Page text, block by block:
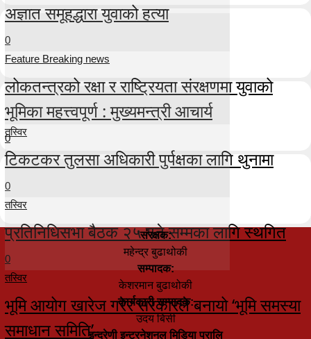
अज्ञात समूहद्धारा युवाको हत्या
0
Feature Breaking news
लोकतन्त्रको रक्षा र राष्ट्रियता संरक्षणमा युवाको
भूमिका महत्त्वपूर्ण : मुख्यमन्त्री आचार्य
0
तस्विर
टिकटकर तुलसा अधिकारी पुर्पक्षका लागि थुनामा
0
तस्विर
प्रतिनिधिसभा बैठक २५ गते सम्मका लागि स्थगित
0
तस्विर
भूमि आयोग खारेज गरेर सरकारले बनायो ‘भूमि समस्या
समाधान समिति’
संरक्षक:
महेन्द्र बुढाथोकी
सम्पादक:
केशरमान बुढाथोकी
कार्यकारी सम्पादक:
उदय बिसी
इन्द्रेणी इन्टरनेशनल मिडिया प्रालि